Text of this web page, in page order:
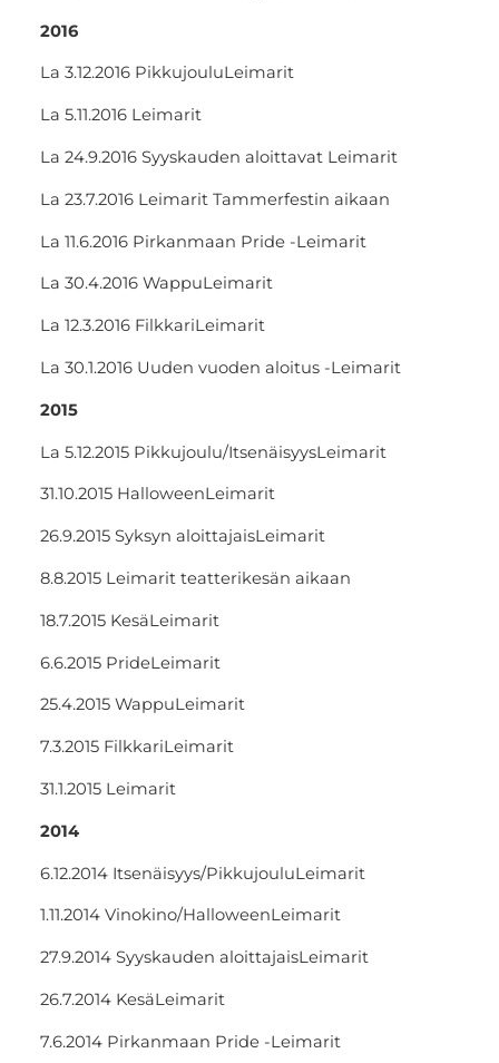
2016
La 3.12.2016 PikkujouluLeimarit
La 5.11.2016 Leimarit
La 24.9.2016 Syyskauden aloittavat Leimarit
La 23.7.2016 Leimarit Tammerfestin aikaan
La 11.6.2016 Pirkanmaan Pride -Leimarit
La 30.4.2016 WappuLeimarit
La 12.3.2016 FilkkariLeimarit
La 30.1.2016 Uuden vuoden aloitus -Leimarit
2015
La 5.12.2015 Pikkujoulu/ItsenäisyysLeimarit
31.10.2015 HalloweenLeimarit
26.9.2015 Syksyn aloittajaisLeimarit
8.8.2015 Leimarit teatterikesän aikaan
18.7.2015 KesäLeimarit
6.6.2015 PrideLeimarit
25.4.2015 WappuLeimarit
7.3.2015 FilkkariLeimarit
31.1.2015 Leimarit
2014
6.12.2014 Itsenäisyys/PikkujouluLeimarit
1.11.2014 Vinokino/HalloweenLeimarit
27.9.2014 Syyskauden aloittajaisLeimarit
26.7.2014 KesäLeimarit
7.6.2014 Pirkanmaan Pride -Leimarit